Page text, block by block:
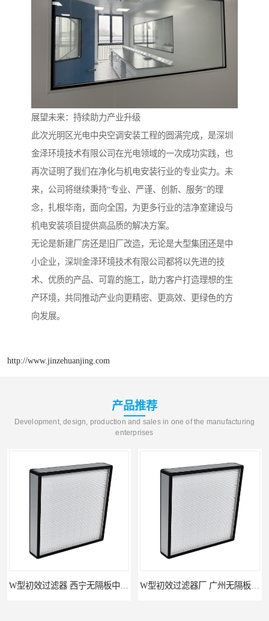
展望未来：持续助力产业升级
此次光明区光电中央空调安装工程的圆满完成，是深圳
金泽环境技术有限公司在光电领域的一次成功实践，也
再次证明了我们在净化与机电安装行业的专业实力。未
来，公司将继续秉持“专业、严谨、创新、服务”的理
念，扎根华南，面向全国，为更多行业的洁净室建设与
机电安装项目提供高品质的解决方案。
无论是新建厂房还是旧厂改造，无论是大型集团还是中
小企业，深圳金泽环境技术有限公司都将以先进的技
术、优质的产品、可靠的施工，助力客户打造理想的生
产环境，共同推动产业向更精密、更高效、更绿色的方
向发展。
http://www.jinzehuanjing.com
产品推荐
Development, design, production and sales in one of the manufacturing
enterprises